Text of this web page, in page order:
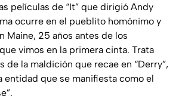
películas de “It” que dirigió Andy
ocurre en el pueblito homónimo y
Maine, 25 años antes de los
vimos en la primera cinta. Trata
de la maldición que recae en “Derry”,
entidad que se manifiesta como el